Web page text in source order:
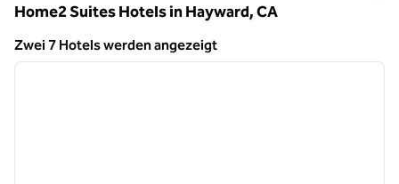
Home2 Suites Hotels in Hayward,CA
Zwei 7 Hotels werden angezeigt
Zwei 7 Hotels werden angezeigt
1 von 6